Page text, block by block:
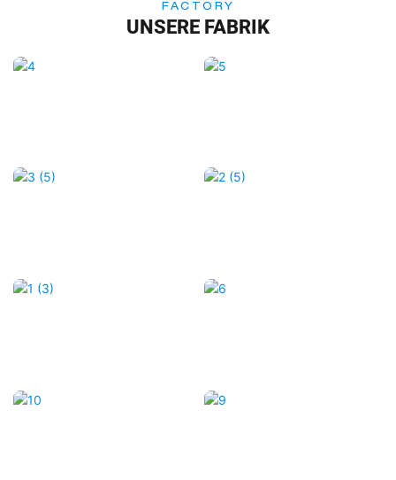
FACTORY
UNSERE FABRIK